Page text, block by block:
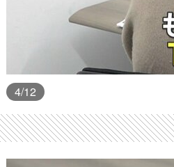
4/12